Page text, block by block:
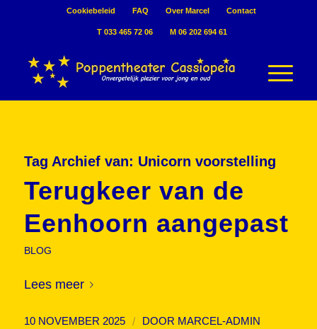
Cookiebeleid FAQ Over Marcel Contact
T 033 465 72 06 M 06 202 694 61
Tag Archief van: Unicorn voorstelling
Terugkeer van de
Eenhoorn aangepast
BLOG
Lees meer
10 NOVEMBER 2025 / DOOR MARCEL-ADMIN